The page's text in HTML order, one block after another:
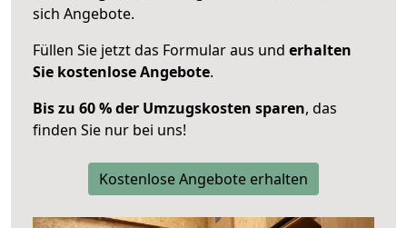
sich Angebote.
Füllen Sie jetzt das Formular aus und erhalten
Sie kostenlose Angebote.
Bis zu 60 % der Umzugskosten sparen, das
finden Sie nur bei uns!
Kostenlose Angebote erhalten